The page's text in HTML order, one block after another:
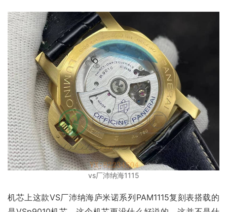
vs厂沛纳海1115
机芯上这款VS厂沛纳海庐米诺系列PAM1115复刻表搭载的